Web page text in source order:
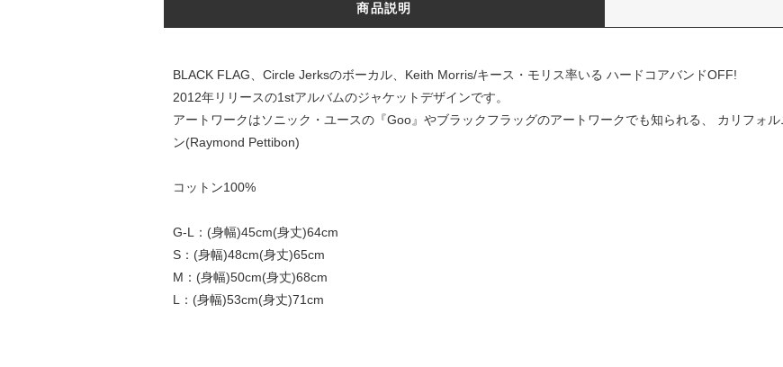
商品説明
BLACK FLAG、Circle Jerksのボーカル、Keith Morris/キース・モリス率いる ハードコアバンドOFF!
2012年リリースの1stアルバムのジャケットデザインです。
アートワークはソニック・ユースの『Goo』やブラックフラッグのアートワークでも知られる、 カリフォ
ン(Raymond Pettibon)
コットン100%
G-L：(身幅)45cm(身丈)64cm
S：(身幅)48cm(身丈)65cm
M：(身幅)50cm(身丈)68cm
L：(身幅)53cm(身丈)71cm